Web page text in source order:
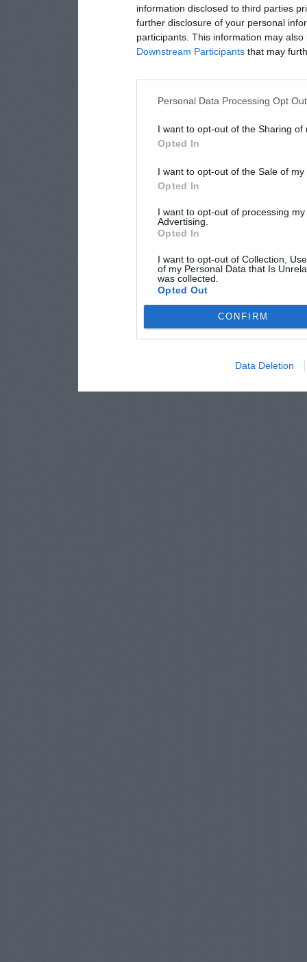
information disclosed to third parties
further disclosure of your personal
participants. This information may
Downstream Participants that may
Personal Data Processing Opt
I want to opt-out of the Sharing of
Opted In
I want to opt-out of the Sale of
Opted In
I want to opt-out of processing
Advertising.
Opted In
I want to opt-out of Collection,
of my Personal Data that Is
was collected.
Opted Out
CONFIRM
Data Deletion